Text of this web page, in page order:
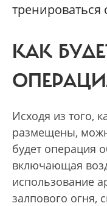
тренироваться
КАК
Исходя из того,
размещены,
будет операция
включающая
использование
залпового огня,